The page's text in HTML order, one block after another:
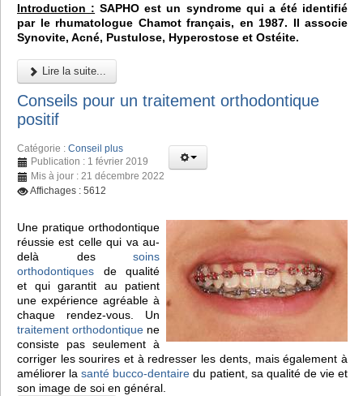
Introduction : SAPHO est un syndrome qui a été identifié
par le rhumatologue Chamot français, en 1987. Il associe
Synovite, Acné, Pustulose, Hyperostose et Ostéite.
Lire la suite...
Conseils pour un traitement orthodontique
positif
Catégorie : Conseil plus
Publication : 1 février 2019
Mis à jour : 21 décembre 2022
Affichages : 5612
Une pratique orthodontique
réussie est celle qui va au-
delà des soins
orthodontiques de qualité
et qui garantit au patient
une expérience agréable à
chaque rendez-vous. Un
traitement orthodontique ne
consiste pas seulement à
corriger les sourires et à redresser les dents, mais également à
améliorer lasanté bucco-dentaire du patient, sa qualité de vie et
son image de soi en général.